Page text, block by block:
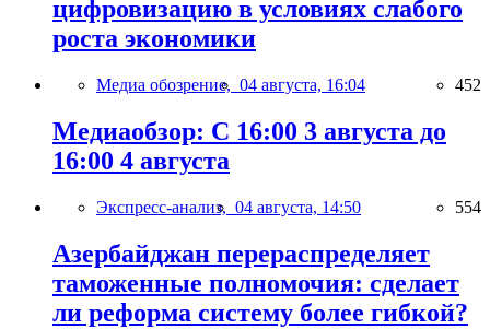
цифровизацию в условиях слабого
роста экономики
Медиа обозрение, 04 августа, 16:04 452
Медиаобзор: С 16:00 3 августа до
16:00 4 августа
Экспресс-анализ, 04 августа, 14:50 554
Азербайджан перераспределяет
таможенные полномочия: сделает
ли реформа систему более гибкой?